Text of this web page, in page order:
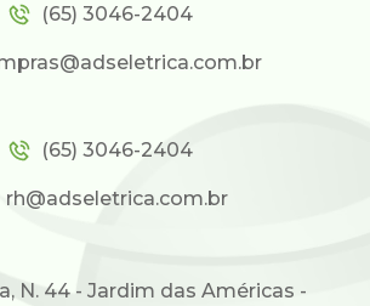
(65) 3046-2404
(65) 3046-2404
rh@adseletrica.com.br
N. 44 - Jardim das Américas -